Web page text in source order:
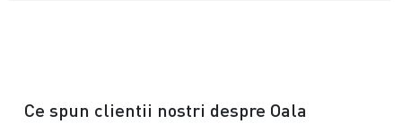
Ce spun clientii nostri despre Oala